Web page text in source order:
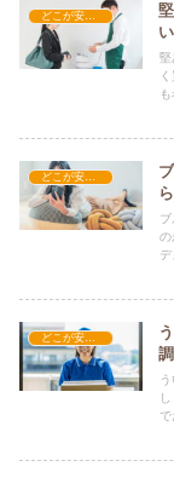
どこが安い？-お菓子・スイーツ・アイス
堅
どこが安い？-お菓子・スイーツ・アイス
の
どこが安い？-お菓子・スイーツ・アイス
で